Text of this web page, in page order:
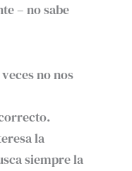
– no sabe
no nos
la
siempre la